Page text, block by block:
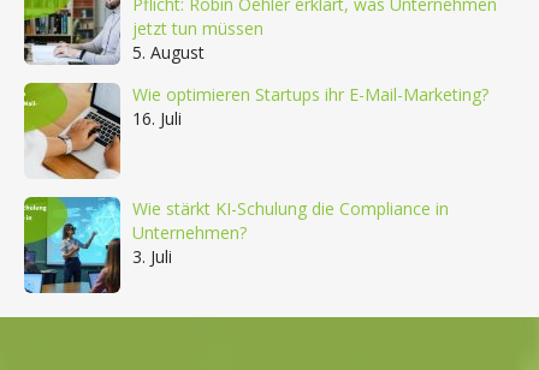
jetzt tun müssen
5. August
Wie optimieren Startups ihr E-Mail-Marketing?
16. Juli
Wie stärkt KI-Schulung die Compliance in
Unternehmen?
3. Juli